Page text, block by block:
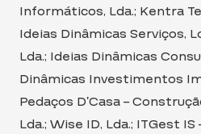
Informáticos, Lda.; Kentra
Ideias Dinâmicas Serviços,
Lda.; Ideias Dinâmicas
Dinâmicas Investimentos
Pedaços D’Casa –
Lda.; Wise ID, Lda.; ITGest